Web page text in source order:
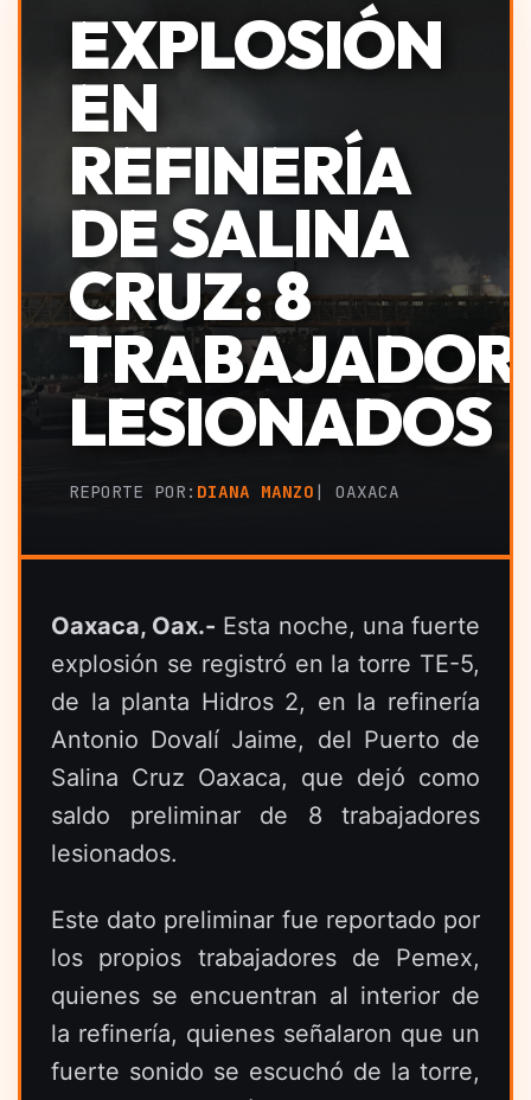
EXPLOSIÓN
EN
REFINERÍA
DE SALINA
CRUZ: 8
LESIONADOS
REPORTE POR: DIANA MANZO | OAXACA
Oaxaca, Oax.- Esta noche, una fuerte
explosión se registró en la torre TE-5,
de la planta Hidros 2, en la refinería
Antonio Dovalí Jaime, del Puerto de
Salina Cruz Oaxaca, que dejó como
saldo preliminar de 8 trabajadores
lesionados.
Este dato preliminar fue reportado por
los propios trabajadores de Pemex,
quienes se encuentran al interior de
la refinería, quienes señalaron que un
fuerte sonido se escuchó de la torre,